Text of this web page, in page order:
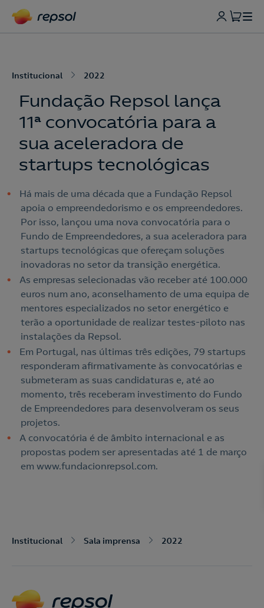
Nós ligamos!
Institucional 2022
Fundação Repsol lança
11ª convocatória para a
sua aceleradora de
startups tecnológicas
Há mais de uma década que a Fundação Repsol
apoia o empreendedorismo e os empreendedores.
Por isso, lançou uma nova convocatória para o
Fundo de Empreendedores, a sua aceleradora para
startups tecnológicas que ofereçam soluções
inovadoras no setor da transição energética.
As empresas selecionadas vão receber até 100.000
euros num ano, aconselhamento de uma equipa de
mentores especializados no setor energético e
terão a oportunidade de realizar testes-piloto nas
instalações da Repsol.
Em Portugal, nas últimas três edições, 79 startups
responderam afirmativamente às convocatórias e
submeteram as suas candidaturas e, até ao
momento, três receberam investimento do Fundo
de Empreendedores para desenvolveram os seus
projetos.
A convocatória é de âmbito internacional e as
propostas podem ser apresentadas até 1 de março
em www.fundacionrepsol.com.
Institucional Sala imprensa 2022